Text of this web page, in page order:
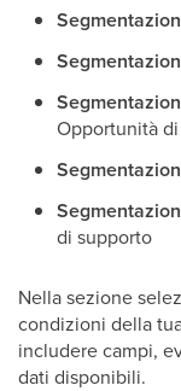
Opportunità
di supporto
Nella sezione
condizioni della
includere campi,
dati disponibili.